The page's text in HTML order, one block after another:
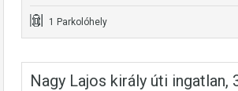
1 Parkolóhely
Nagy Lajos király úti ingatlan,